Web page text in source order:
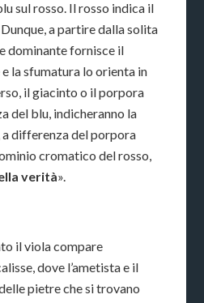
sul rosso. Il rosso indica il
a partire dalla solita
dominante fornisce il
la sfumatura lo orienta in
il giacinto o il porpora
del blu, indicheranno la
a differenza del porpora
cromatico del rosso,
verità».
il viola compare
dove l’ametista e il
pietre che si trovano